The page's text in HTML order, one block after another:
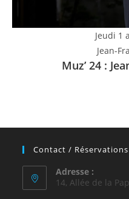
Jeudi 1
Jean-
Muz’ 24 :
Contact / Réservations
Adresse :
14, Allée de la